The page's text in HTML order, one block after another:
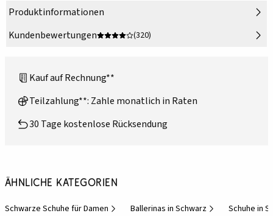
Produktinformationen
Kundenbewertungen
(320)
Kauf auf Rechnung**
Teilzahlung**: Zahle monatlich in Raten
30 Tage kostenlose Rücksendung
Ähnliche Kategorien
Schwarze Schuhe für Damen Ballerinas in Schwarz Schuhe in